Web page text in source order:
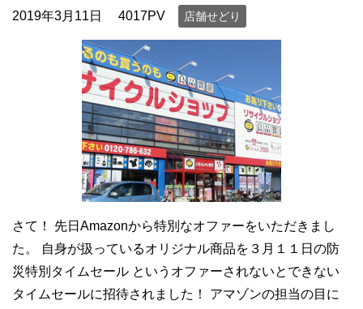
2019年3月11日 4017PV 店舗せどり
さて！ 先日Amazonから特別なオファーをいただきまし
た。 自身が扱っているオリジナル商品を３月１１日の防
災特別タイムセール というオファーされないとできない
タイムセールに招待されました！ アマゾンの担当の目に